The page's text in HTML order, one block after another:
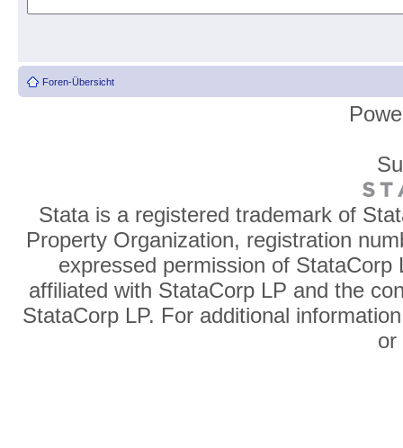
Foren-Übersicht
Stata is a registered trademark of
Property Organization, registration
expressed permission of
affiliated with StataCorp LP and the
StataCorp LP. For additional
or